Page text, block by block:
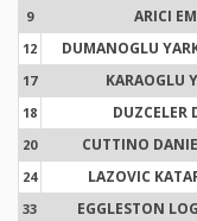
9 ARICI
12 DUMANOGLU
17 KARAOGLU
18 DUZCELER
20 CUTTINO
24 LAZOVIC
33 EGGLESTON